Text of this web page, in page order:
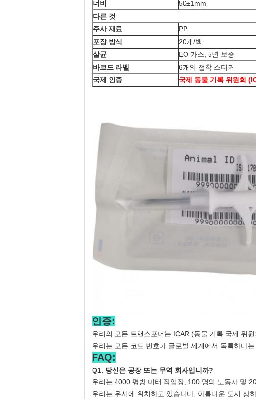
너비
50±1mm
다른 것
주사 재료
PP
포장 방식
20개/백
살균
EO 가스, 5년 보증
바코드 라벨
6개의 접착 스티커
국제 인증
국제 동물 기록 위원회
인증:
우리의 모든 트랜스포더는 ICAR (동물 기록 국제 위
우리는 모든 코드 번호가 글로벌 세계에서 독특하다
FAQ:
Q1. 당신은 공장 또는 무역 회사입니까?
우리는 4000 평방 미터 작업장, 100 명의 노동자 및
우리는 우시에 위치하고 있습니다, 아름다운 도시 상